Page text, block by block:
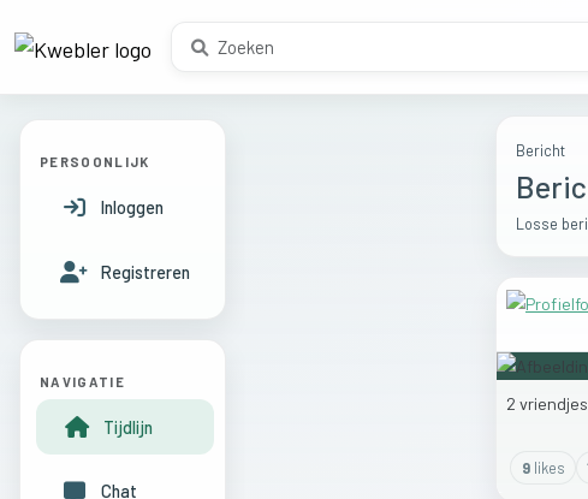
Bericht
Losse
2 vriendjes
9likes
PERSOONLIJK
Inloggen
Registreren
NAVIGATIE
Tijdlijn
Chat